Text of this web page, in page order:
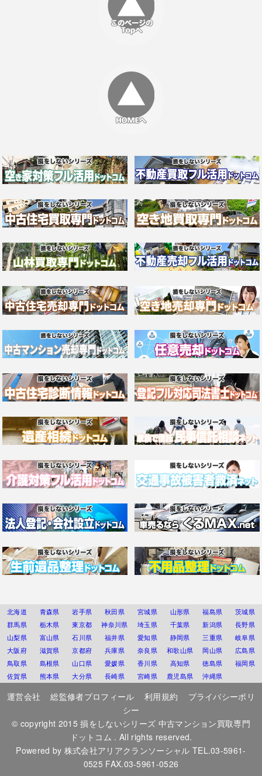
北海道 青森県 岩手県 秋田県 宮城県 山形県 福島県
茨城県
群馬県
栃木県 東京都 神奈川県 埼玉県 千葉県 新潟県
長野県
山梨県
富山県 石川県 福井県 愛知県 静岡県 三重県
岐阜県
大阪府
滋賀県 京都府 兵庫県 奈良県 和歌山県 岡山県
広島県
鳥取県
島根県 山口県 愛媛県 香川県 高知県 徳島県
福岡県
佐賀県
熊本県 大分県 長崎県 宮崎県 鹿児島県 沖縄県
運営会社 総監修者プロフィール 利用規約
プライバシーポリ
シー
© copyright 2015損をしないシリーズ 中古マンション買取専門
ドットコム . All rights reserved.
Powered by 株式会社アリアクランソーシャル TEL.03-5961-
0525 FAX.03-5961-0526